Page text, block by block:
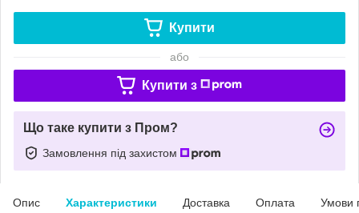
Купити
або
Купити з
Що таке купити з Пром?
Замовлення під захистом
Опис Характеристики Доставка Оплата Умови